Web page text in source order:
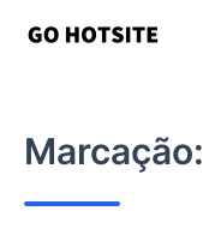
Marcação: